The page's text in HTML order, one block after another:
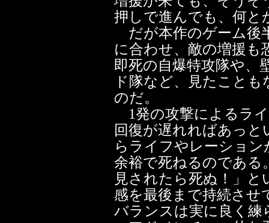
押しで進んでも、何と
だが本作のゲーム後
に合わせ、敵の増援も
即死の自爆特攻隊や、
ド隊など、見たこと
のだ。
1発の攻撃によるラ
回復が遅れればあっ
らライフやレーショ
余裕で死ねるのである
見されたら死ぬ！」
感を最後まで持続させ
バランスは実に良く練